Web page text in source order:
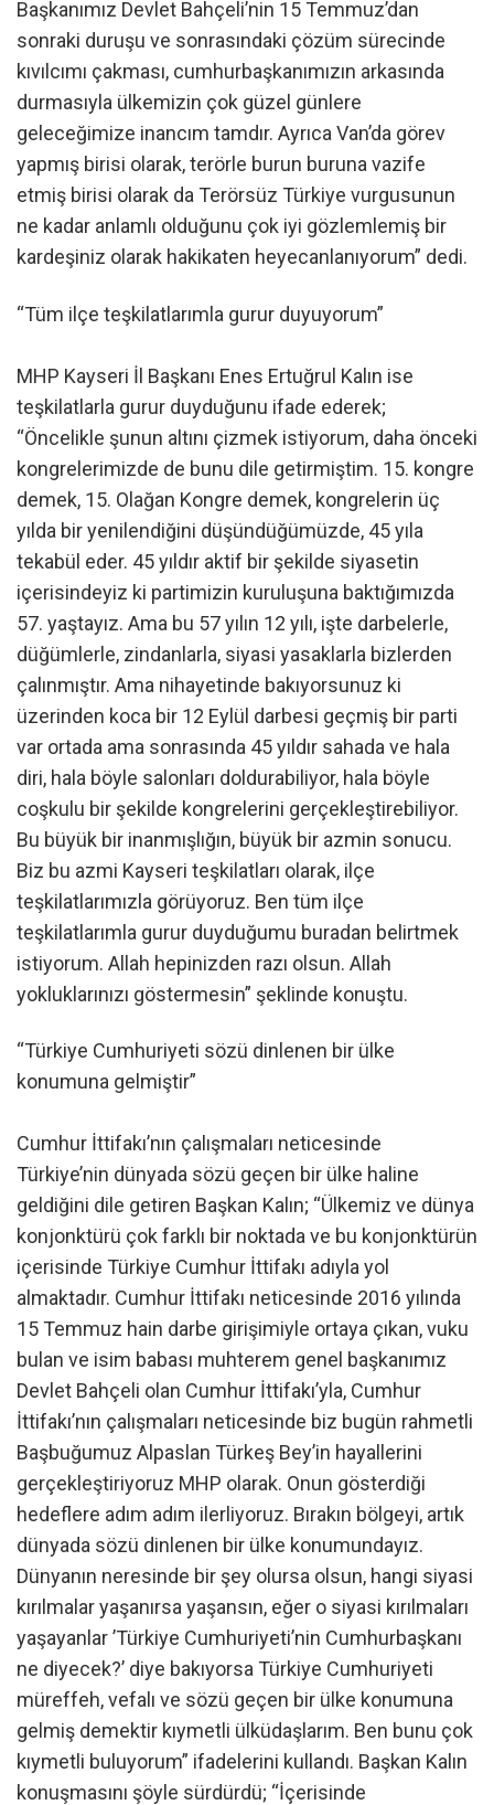
Başkanımız Devlet Bahçeli’nin 15 Temmuz’dan
sonraki duruşu ve sonrasındaki çözüm sürecinde
kıvılcımı çakması, cumhurbaşkanımızın arkasında
durmasıyla ülkemizin çok güzel günlere
geleceğimize inancım tamdır. Ayrıca Van’da görev
yapmış birisi olarak, terörle burun buruna vazife
etmiş birisi olarak da Terörsüz Türkiye vurgusunun
ne kadar anlamlı olduğunu çok iyi gözlemlemiş bir
kardeşiniz olarak hakikaten heyecanlanıyorum” dedi.
“Tüm ilçe teşkilatlarımla gurur duyuyorum”
MHP Kayseri İl Başkanı Enes Ertuğrul Kalın ise
teşkilatlarla gurur duyduğunu ifade ederek;
“Öncelikle şunun altını çizmek istiyorum, daha önceki
kongrelerimizde de bunu dile getirmiştim. 15. kongre
demek, 15. Olağan Kongre demek, kongrelerin üç
yılda bir yenilendiğini düşündüğümüzde, 45 yıla
tekabül eder. 45 yıldır aktif bir şekilde siyasetin
içerisindeyiz ki partimizin kuruluşuna baktığımızda
57. yaştayız. Ama bu 57 yılın 12 yılı, işte darbelerle,
düğümlerle, zindanlarla, siyasi yasaklarla bizlerden
çalınmıştır. Ama nihayetinde bakıyorsunuz ki
üzerinden koca bir 12 Eylül darbesi geçmiş bir parti
var ortada ama sonrasında 45 yıldır sahada ve hala
diri, hala böyle salonları doldurabiliyor, hala böyle
coşkulu bir şekilde kongrelerini gerçekleştirebiliyor.
Bu büyük bir inanmışlığın, büyük bir azmin sonucu.
Biz bu azmi Kayseri teşkilatları olarak, ilçe
teşkilatlarımızla görüyoruz. Ben tüm ilçe
teşkilatlarımla gurur duyduğumu buradan belirtmek
istiyorum. Allah hepinizden razı olsun. Allah
yokluklarınızı göstermesin” şeklinde konuştu.
“Türkiye Cumhuriyeti sözü dinlenen bir ülke
konumuna gelmiştir”
Cumhur İttifakı’nın çalışmaları neticesinde
Türkiye’nin dünyada sözü geçen bir ülke haline
geldiğini dile getiren Başkan Kalın; “Ülkemiz ve dünya
konjonktürü çok farklı bir noktada ve bu konjonktürün
içerisinde Türkiye Cumhur İttifakı adıyla yol
almaktadır. Cumhur İttifakı neticesinde 2016 yılında
15 Temmuz hain darbe girişimiyle ortaya çıkan, vuku
bulan ve isim babası muhterem genel başkanımız
Devlet Bahçeli olan Cumhur İttifakı’yla, Cumhur
İttifakı’nın çalışmaları neticesinde biz bugün rahmetli
Başbuğumuz Alpaslan Türkeş Bey’in hayallerini
gerçekleştiriyoruz MHP olarak. Onun gösterdiği
hedeflere adım adım ilerliyoruz. Bırakın bölgeyi, artık
dünyada sözü dinlenen bir ülke konumundayız.
Dünyanın neresinde bir şey olursa olsun, hangi siyasi
kırılmalar yaşanırsa yaşansın, eğer o siyasi kırılmaları
yaşayanlar ’Türkiye Cumhuriyeti’nin Cumhurbaşkanı
ne diyecek?’ diye bakıyorsa Türkiye Cumhuriyeti
müreffeh, vefalı ve sözü geçen bir ülke konumuna
gelmiş demektir kıymetli ülküdaşlarım. Ben bunu çok
kıymetli buluyorum” ifadelerini kullandı. Başkan Kalın
konuşmasını şöyle sürdürdü; “İçerisinde